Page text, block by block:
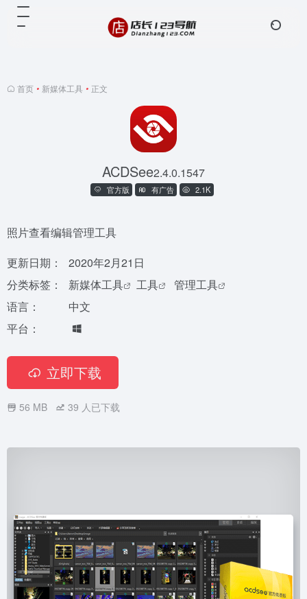
首页 • 新媒体工具 • 正文
ACDSee2.4.0.1547
官方版 有广告 2.1K
照片查看编辑管理工具
更新日期：
2020年2月21日
分类标签：
新媒体工具 工具
管理工具
语言：
中文
平台：
立即下载
56 MB 39 人已下载